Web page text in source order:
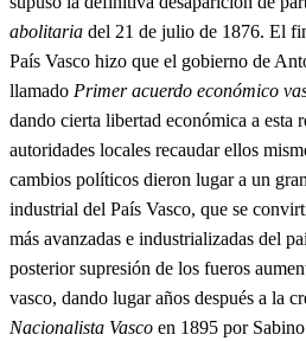
abolitaria del 21 de julio de 1876. El
País Vasco hizo que el gobierno de
llamado Primer acuerdo económico
dando cierta libertad económica a esta
autoridades locales recaudar ellos
cambios políticos dieron lugar a un
industrial del País Vasco, que se
más avanzadas e industrializadas del
posterior supresión de los fueros
vasco, dando lugar años después a la
Nacionalista Vasco en 1895 por